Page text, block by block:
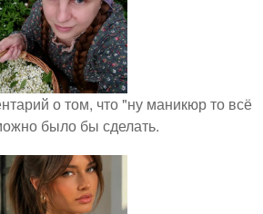
о том, что "ну маникюр то всё
было бы сделать.